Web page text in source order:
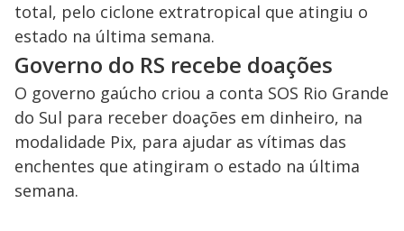
total, pelo ciclone extratropical que atingiu o
estado na última semana.
Governo do RS recebe doações
O governo gaúcho criou a conta SOS Rio Grande
do Sul para receber doações em dinheiro, na
modalidade Pix, para ajudar as vítimas das
enchentes que atingiram o estado na última
semana.